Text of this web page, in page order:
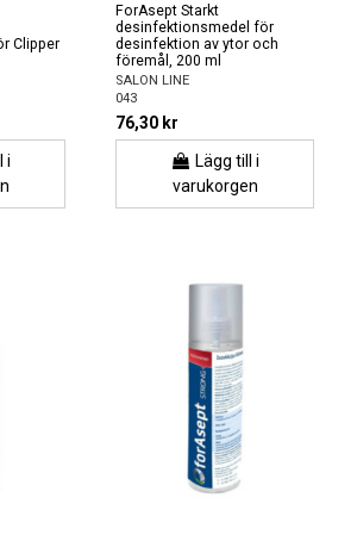
Clipper
i
ForAsept Starkt
desinfektionsmedel för
desinfektion av ytor och
föremål, 200 ml
SALON LINE
043
76,30 kr
Lägg till i
varukorgen